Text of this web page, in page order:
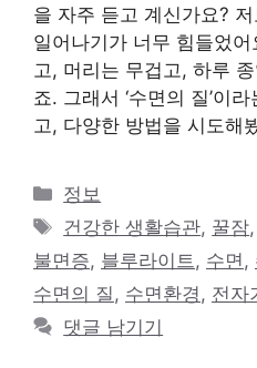
을 자주 듣고 계신가요?
일어나기가 너무 힘들었
고, 머리는 무겁고, 하루
죠. 그래서 ‘수면의 질’이
고, 다양한 방법을 시도해
카
테
리
정보
태
그
건강한 생활습관, 꿀잠,
불면증, 블루라이트, 수면,
수면의 질 , 수면환경, 전자
댓글 남기기